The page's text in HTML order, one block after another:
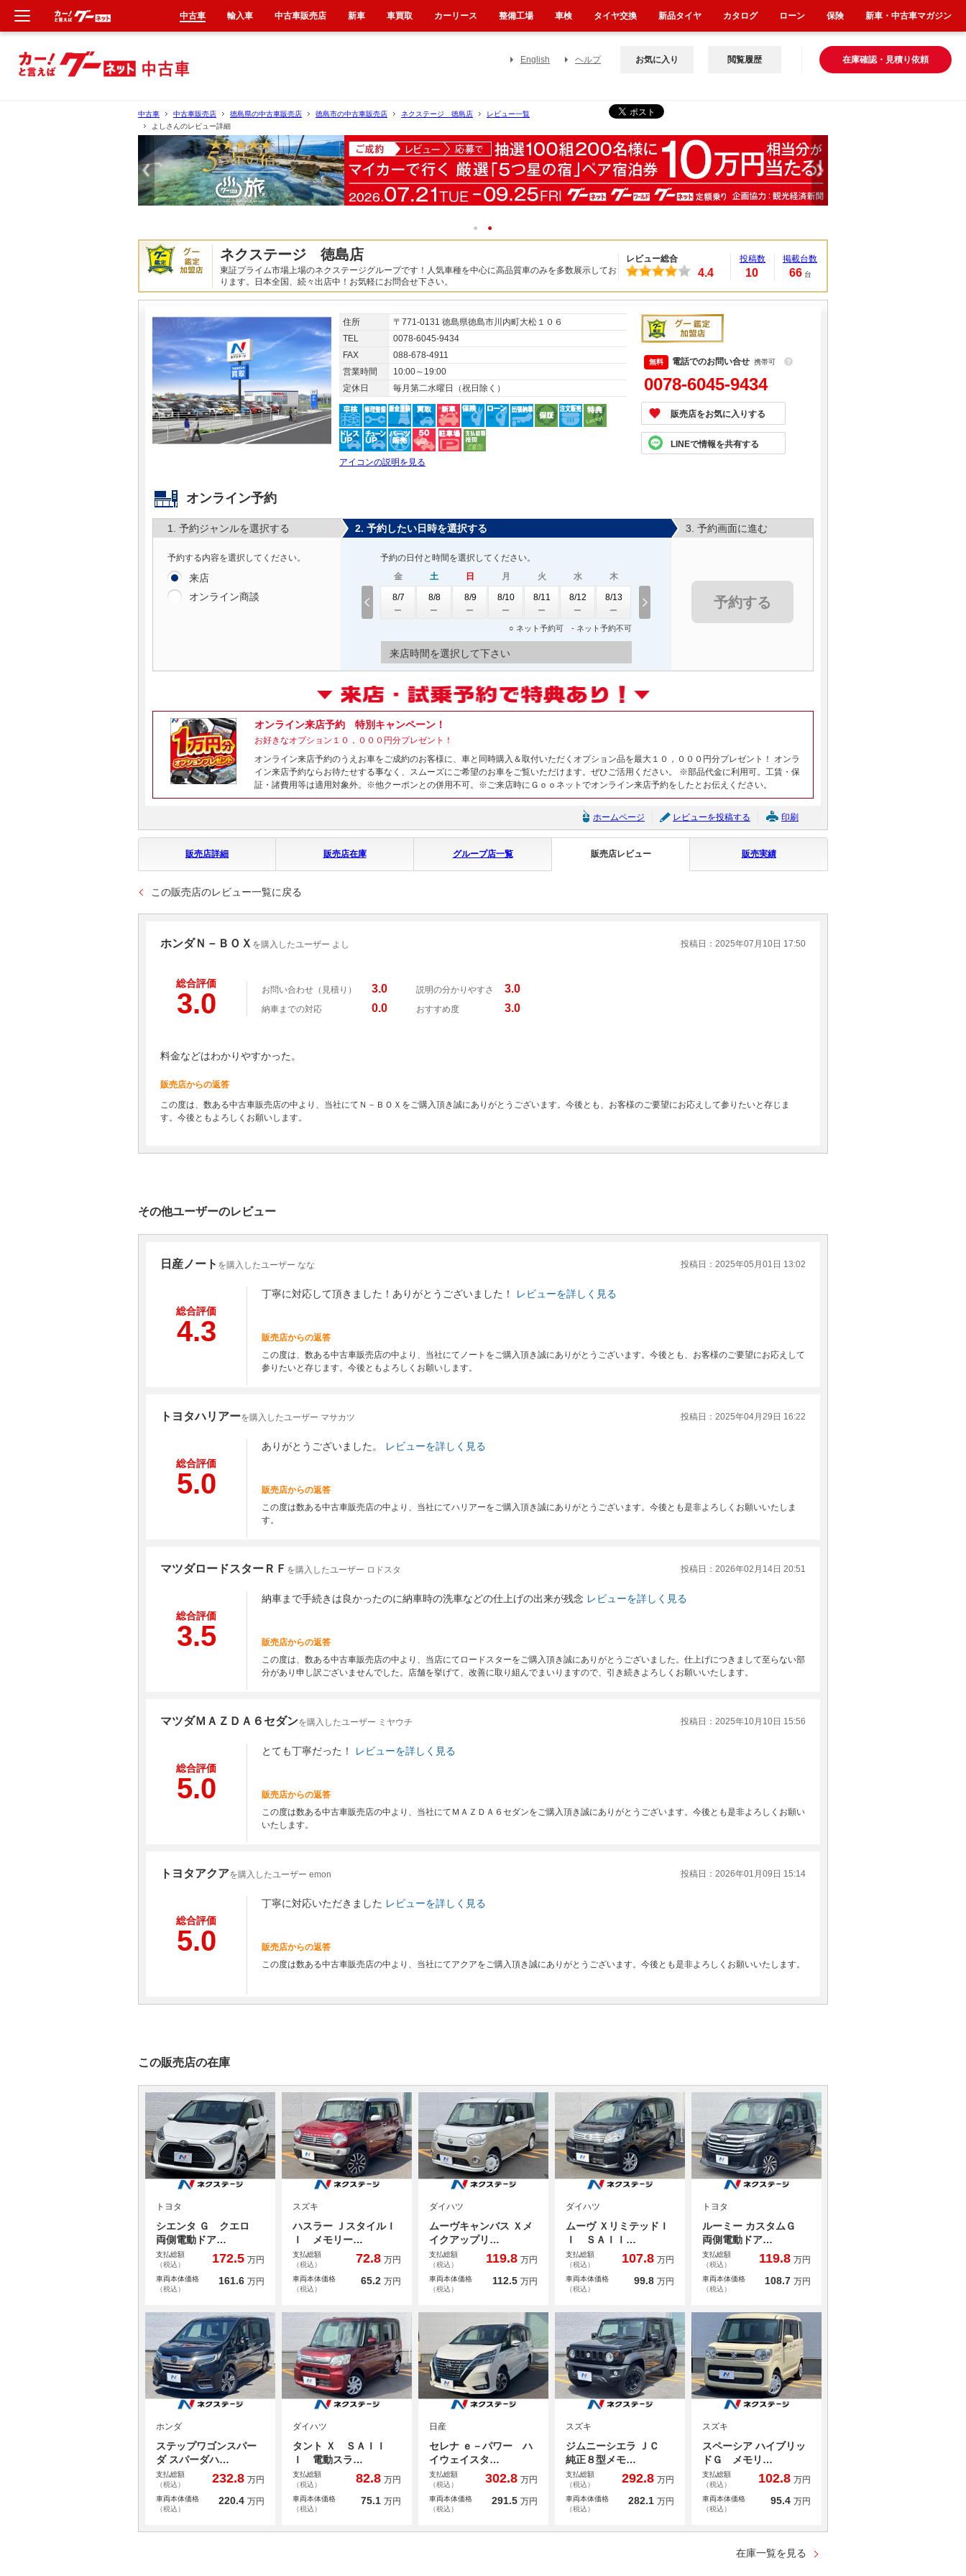
English ヘルプ 在庫確認・見積り依頼
お気に入り 閲覧履歴
中古車 中古車販売店 徳島県の中古車販売店 徳島市の中古車販売店 ネクステージ 徳島店
レビュー一覧
よしさんのレビュー詳細
ネクステージ 徳島店
東証プライム市場上場のネクステージグループです！人気車種を中心に高品質車のみを多数展示してお
ります。日本全国、続々出店中！お気軽にお問合せ下さい。
レビュー総合
4.4
投稿数
10
掲載台数
66 台
住所
〒771-0131 徳島県徳島市川内町大松１０６
TEL
0078-6045-9434
FAX
088-678-4911
営業時間
10:00～19:00
定休日
毎月第二水曜日（祝日除く）
アイコンの説明を見る
電話でのお問い合せ 携帯可 ？
0078-6045-9434
販売店をお気に入りする
LINEで情報を共有する
オンライン予約
1. 予約ジャンルを選択する
予約する内容を選択してください。
来店
オンライン商談
2. 予約したい日時を選択する
予約の日付と時間を選択してください。
金
8/7
土
8/8
日
8/9
月
8/10
火
8/11
水
8/12
木
8/13
○ ネット予約可 - ネット予約不可
来店時間を選択して下さい
3. 予約画面に進む
予約する
オンライン来店予約 特別キャンペーン！
お好きなオプション１０，０００円分プレゼント！
オンライン来店予約のうえお車をご成約のお客様に、車と同時購入＆取付いただくオプション品を最大１０，０００円分プレゼント！ オンラ
イン来店予約ならお待たせする事なく、スムーズにご希望のお車をご覧いただけます。ぜひご活用ください。 ※部品代金に利用可。工賃・保
証・諸費用等は適用対象外。※他クーポンとの併用不可。※ご来店時にＧｏｏネットでオンライン来店予約をしたとお伝えください。
ホームページ レビューを投稿する 印刷
販売店詳細 販売店在庫 グループ店一覧 販売店レビュー 販売実績
この販売店のレビュー一覧に戻る
ホンダＮ－ＢＯＸ を購入したユーザー よし 投稿日：2025年07月10日 17:50
総合評価
3.0 お問い合わせ（見積り） 3.0 説明の分かりやすさ 3.0
納車までの対応 0.0 おすすめ度 3.0
料金などはわかりやすかった。
販売店からの返答
この度は、数ある中古車販売店の中より、当社にてＮ－ＢＯＸをご購入頂き誠にありがとうございます。今後とも、お客様のご要望にお応えして参りたいと存じま
す。今後ともよろしくお願いします。
その他ユーザーのレビュー
日産ノート を購入したユーザー なな 投稿日：2025年05月01日 13:02
総合評価
4.3
丁寧に対応して頂きました！ありがとうございました！ レビューを詳しく見る
販売店からの返答
この度は、数ある中古車販売店の中より、当社にてノートをご購入頂き誠にありがとうございます。今後とも、お客様のご要望にお応えして
参りたいと存じます。今後ともよろしくお願いします。
トヨタハリアーを購入したユーザー マサカツ 投稿日：2025年04月29日 16:22
総合評価
5.0
ありがとうございました。 レビューを詳しく見る
販売店からの返答
この度は数ある中古車販売店の中より、当社にてハリアーをご購入頂き誠にありがとうございます。今後とも是非よろしくお願いいたしま
す。
マツダロードスターＲＦ を購入したユーザー ロドスタ 投稿日：2026年02月14日 20:51
総合評価
3.5
納車まで手続きは良かったのに納車時の洗車などの仕上げの出来が残念 レビューを詳しく見る
販売店からの返答
この度は、数ある中古車販売店の中より、当店にてロードスターをご購入頂き誠にありがとうございました。仕上げにつきまして至らない部
分があり申し訳ございませんでした。店舗を挙げて、改善に取り組んでまいりますので、引き続きよろしくお願いいたします。
マツダＭＡＺＤＡ６セダンを購入したユーザー ミヤウチ 投稿日：2025年10月10日 15:56
総合評価
5.0
とても丁寧だった！ レビューを詳しく見る
販売店からの返答
この度は数ある中古車販売店の中より、当社にてＭＡＺＤＡ６セダンをご購入頂き誠にありがとうございます。今後とも是非よろしくお願い
いたします。
トヨタアクアを購入したユーザー emon 投稿日：2026年01月09日 15:14
総合評価
5.0
丁寧に対応いただきました レビューを詳しく見る
販売店からの返答
この度は数ある中古車販売店の中より、当社にてアクアをご購入頂き誠にありがとうございます。今後とも是非よろしくお願いいたします。
この販売店の在庫
トヨタ
シエンタ Ｇ クエロ
両側電動ドア…
支払総額
（税込）
172.5 万円
車両本体価格
（税込）
161.6 万円
スズキ
ハスラー ＪスタイルＩ
Ｉ メモリー…
支払総額
（税込）
72.8 万円
車両本体価格
（税込）
65.2 万円
ダイハツ
ムーヴキャンバス Ｘメ
イクアップリ…
支払総額
（税込）
119.8 万円
車両本体価格
（税込）
112.5 万円
ダイハツ
ムーヴ ＸリミテッドＩ
Ｉ ＳＡＩＩ…
支払総額
（税込）
107.8 万円
車両本体価格
（税込）
99.8 万円
トヨタ
ルーミー カスタムＧ
両側電動ドア…
支払総額
（税込）
119.8 万円
車両本体価格
（税込）
108.7 万円
ホンダ
ステップワゴンスパー
ダ スパーダハ…
支払総額
（税込）
232.8 万円
車両本体価格
（税込）
220.4 万円
ダイハツ
タント Ｘ ＳＡＩＩ
Ｉ 電動スラ…
支払総額
（税込）
82.8 万円
車両本体価格
（税込）
75.1 万円
日産
セレナ ｅ－パワー ハ
イウェイスタ…
支払総額
（税込）
302.8 万円
車両本体価格
（税込）
291.5 万円
スズキ
ジムニーシエラ ＪＣ
純正８型メモ…
支払総額
（税込）
292.8 万円
車両本体価格
（税込）
282.1 万円
スズキ
スペーシア ハイブリッ
ドＧ メモリ…
支払総額
（税込）
102.8 万円
車両本体価格
（税込）
95.4 万円
在庫一覧を見る
中古車 輸入車 中古車販売店 新車 車買取 カーリース 整備工場 車検 タイヤ交換 新品タイヤ カタログ ローン 保険 新車・中古車マガジン
新車